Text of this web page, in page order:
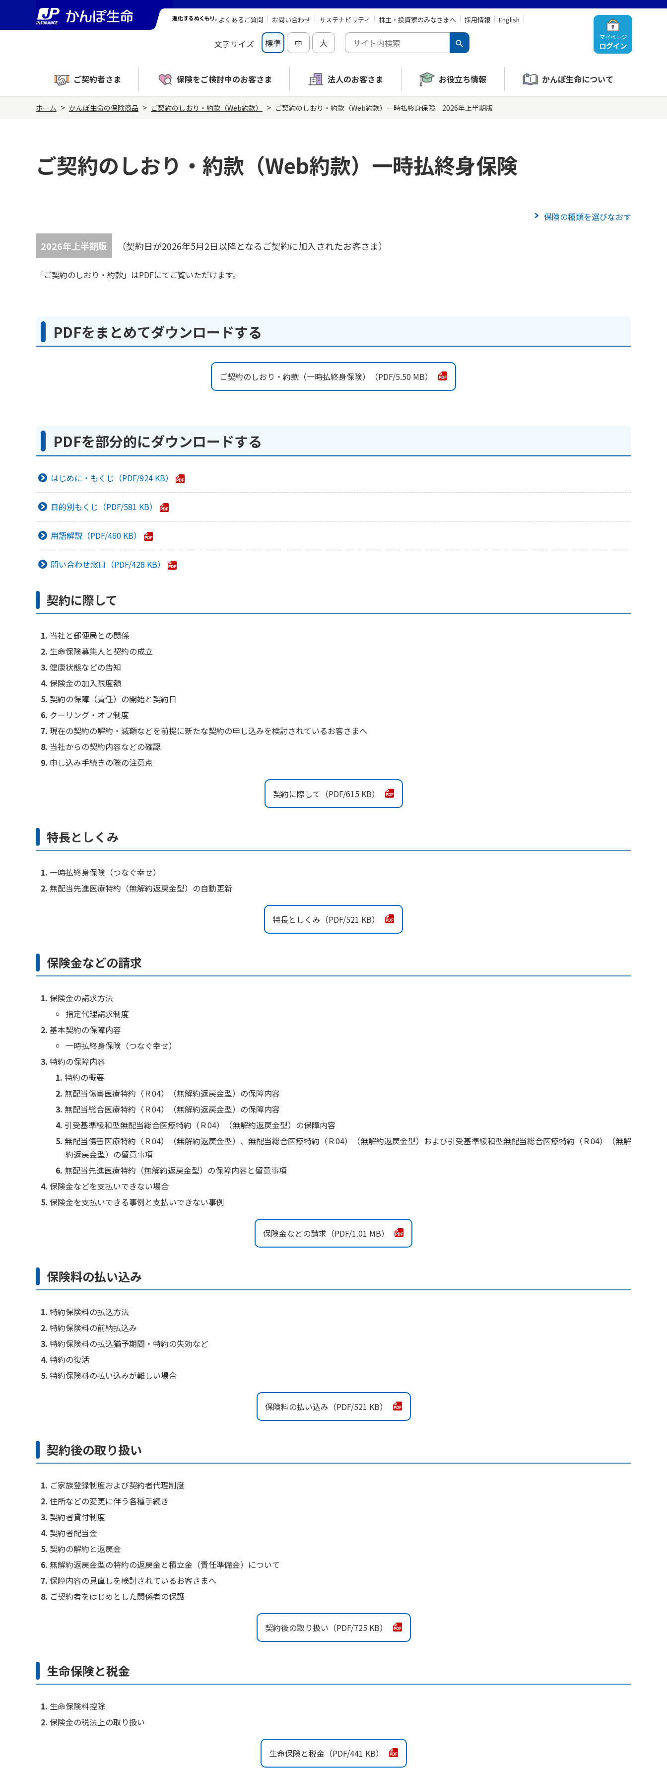
マイページ
ログイン
よくあるご質問 お問い合わせ サステナビリティ 株主・投資家のみなさまへ 採用情報 English
文字サイズ 標準 中 大
ご契約者さま 保険をご検討中のお客さま 法人のお客さま お役立ち情報 かんぽ生命について
ホーム > かんぽ生命の保険商品 > ご契約のしおり・約款（Web約款） > ご契約のしおり・約款（Web約款）一時払終身保険 2026年上半期版
ご契約のしおり・約款（Web約款）一時払終身保険
保険の種類を選びなおす
2026年上半期版 （契約日が2026年5月2日以降となるご契約に加入されたお客さま）
「ご契約のしおり・約款」はPDFにてご覧いただけます。
PDFをまとめてダウンロードする
ご契約のしおり・約款（一時払終身保険） 5.50 MB
PDFを部分的にダウンロードする
はじめに・もくじ 924 KB
目的別もくじ 581 KB
用語解説 460 KB
問い合わせ窓口 428 KB
契約に際して
当社と郵便局との関係
生命保険募集人と契約の成立
健康状態などの告知
保険金の加入限度額
契約の保障（責任）の開始と契約日
クーリング・オフ制度
現在の契約の解約・減額などを前提に新たな契約の申し込みを検討されているお客さまへ
当社からの契約内容などの確認
申し込み手続きの際の注意点
契約に際して 615 KB
特長としくみ
一時払終身保険（つなぐ幸せ）
無配当先進医療特約（無解約返戻金型）の自動更新
特長としくみ 521 KB
保険金などの請求
保険金の請求方法
指定代理請求制度
基本契約の保障内容
一時払終身保険（つなぐ幸せ）
特約の保障内容
特約の概要
無配当傷害医療特約（Ｒ04）（無解約返戻金型）の保障内容
無配当総合医療特約（Ｒ04）（無解約返戻金型）の保障内容
引受基準緩和型無配当総合医療特約（Ｒ04）（無解約返戻金型）の保障内容
無配当傷害医療特約（Ｒ04）（無解約返戻金型）、無配当総合医療特約（Ｒ04）（無解約返戻金型）および引受基準緩和型無配当総合医療特約（Ｒ04）（無解
約返戻金型）の留意事項
無配当先進医療特約（無解約返戻金型）の保障内容と留意事項
保険金などを支払いできない場合
保険金を支払いできる事例と支払いできない事例
保険金などの請求 1.01 MB
保険料の払い込み
特約保険料の払込方法
特約保険料の前納払込み
特約保険料の払込猶予期間・特約の失効など
特約の復活
特約保険料の払い込みが難しい場合
保険料の払い込み 521 KB
契約後の取り扱い
ご家族登録制度および契約者代理制度
住所などの変更に伴う各種手続き
契約者貸付制度
契約者配当金
契約の解約と返戻金
無解約返戻金型の特約の返戻金と積立金（責任準備金）について
保障内容の見直しを検討されているお客さまへ
ご契約者をはじめとした関係者の保護
契約後の取り扱い 725 KB
生命保険と税金
生命保険料控除
保険金の税法上の取り扱い
生命保険と税金 441 KB